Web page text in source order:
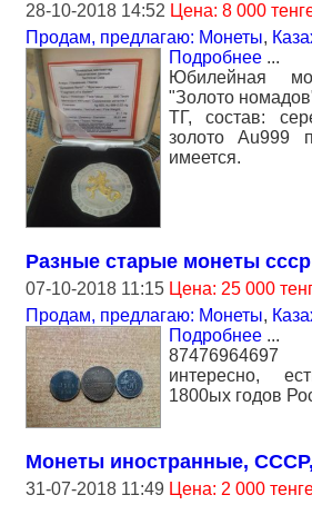
28-10-2018 14:52 Цена: 8 000
Продам, предлагаю: Монеты,
Подробнее ...
Юбилейная
"Золото
ТГ, состав:
золото Au999
имеется.
Разные старые монеты
07-10-2018 11:15 Цена: 25 000
Продам, предлагаю: Монеты,
Подробнее ...
интересно,
1800ых годов
Монеты иностранные,
31-07-2018 11:49 Цена: 2 000